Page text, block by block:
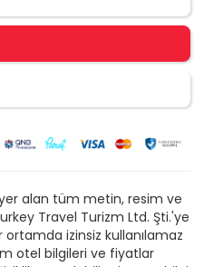
alan tüm metin, resim ve
Travel Turizm Ltd. Şti.'ye
ortamda izinsiz kullanılamaz
otel bilgileri ve fiyatlar